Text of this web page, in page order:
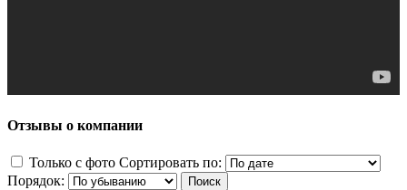
Отзывы о компании
Только с фото Сортировать по:
Порядок: